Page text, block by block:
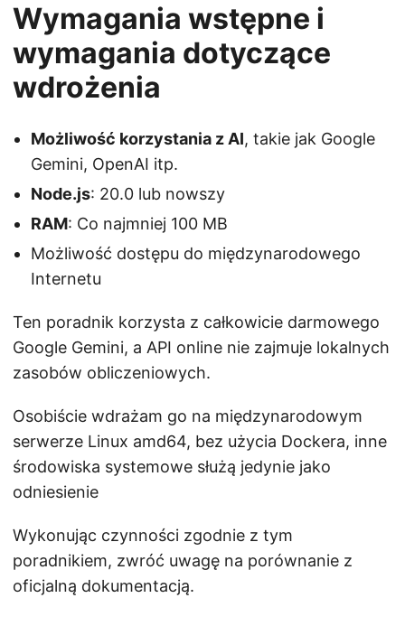
Wymagania wstępne i
wymagania dotyczące
wdrożenia
Możliwość korzystania z AI, takie jak Google
Gemini, OpenAI itp.
Node.js: 20.0 lub nowszy
RAM: Co najmniej 100 MB
Możliwość dostępu do międzynarodowego
Internetu
Ten poradnik korzysta z całkowicie darmowego
Google Gemini, a API online nie zajmuje lokalnych
zasobów obliczeniowych.
Osobiście wdrażam go na międzynarodowym
serwerze Linux amd64, bez użycia Dockera, inne
środowiska systemowe służą jedynie jako
odniesienie
Wykonując czynności zgodnie z tym
poradnikiem, zwróć uwagę na porównanie z
oficjalną dokumentacją.